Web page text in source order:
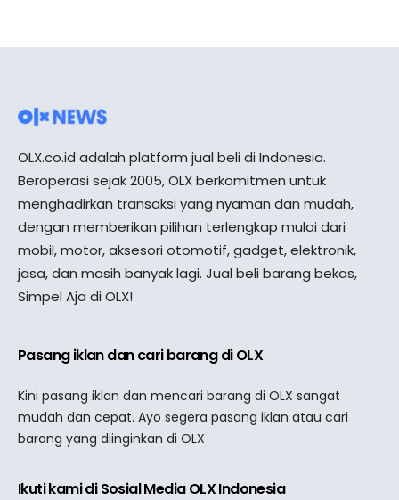
OLX.co.id adalah platform jual beli di Indonesia.
Beroperasi sejak 2005, OLX berkomitmen untuk
menghadirkan transaksi yang nyaman dan mudah,
dengan memberikan pilihan terlengkap mulai dari
mobil, motor, aksesori otomotif, gadget, elektronik,
jasa, dan masih banyak lagi. Jual beli barang bekas,
Simpel Aja di OLX!
Pasang iklan dan cari barang di OLX
Kini pasang iklan dan mencari barang di OLX sangat
mudah dan cepat. Ayo segera pasang iklan atau cari
barang yang diinginkan di OLX
Ikuti kami di Sosial Media OLX Indonesia